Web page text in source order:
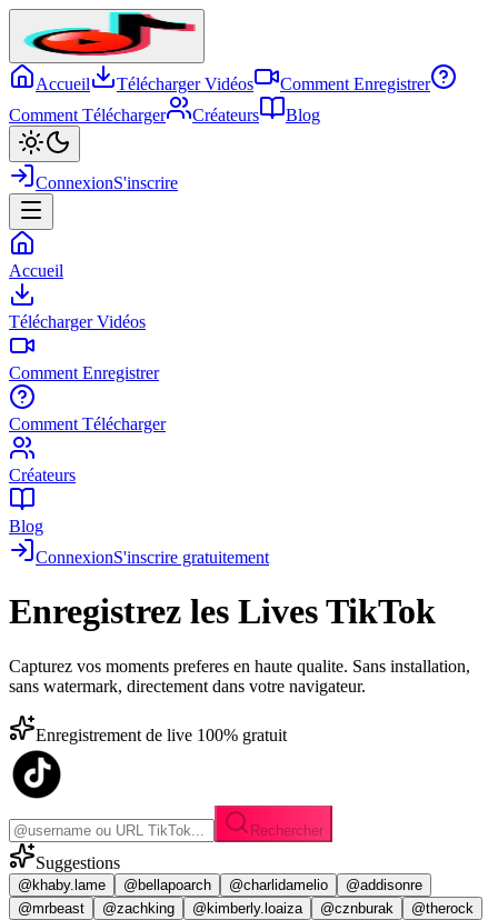
Accueil Télécharger Vidéos
Comment Enregistrer
Comment Télécharger
Créateurs Blog
ConnexionS'inscrire
Accueil
Télécharger Vidéos
Comment Enregistrer
Comment Télécharger
Créateurs
Blog
ConnexionS'inscrire gratuitement
Enregistrez les Lives TikTok
Capturez vos moments preferes en haute qualite. Sans installation,
sans watermark, directement dans votre navigateur.
Enregistrement de live 100% gratuit
Rechercher
Suggestions
@khaby.lame @bellapoarch @charlidamelio
@addisonre
@mrbeast
@zachking @kimberly.loaiza @cznburak
@therock